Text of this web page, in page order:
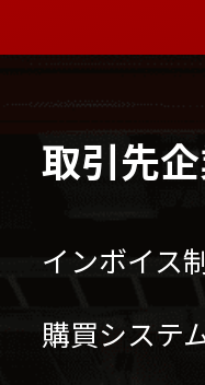
取引先
インボイス
購買システ